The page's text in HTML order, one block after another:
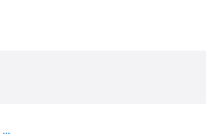
Smartwatch Amazfit T-Rex 3 con display AMOLED da 2000 nit, GPS, mappe, controllo vocale e intelligenza artificiale, colore grigio foschia.